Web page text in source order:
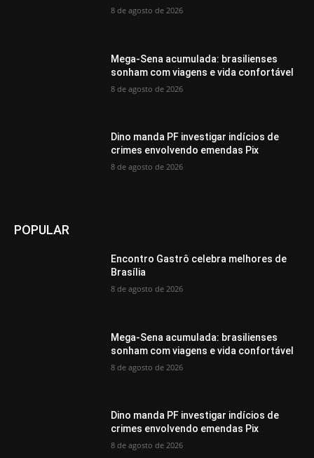
8 de agosto de 2026
Mega-Sena acumulada: brasilienses
sonham com viagens e vida confortável
8 de agosto de 2026
Dino manda PF investigar indícios de
crimes envolvendo emendas Pix
8 de agosto de 2026
POPULAR
Encontro Gastrô celebra melhores de
Brasília
8 de agosto de 2026
Mega-Sena acumulada: brasilienses
sonham com viagens e vida confortável
8 de agosto de 2026
Dino manda PF investigar indícios de
crimes envolvendo emendas Pix
8 de agosto de 2026